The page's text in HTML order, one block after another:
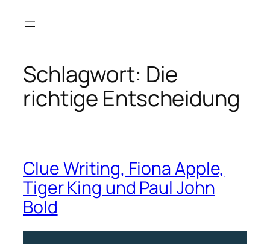
Inhalt
Schlagwort: Die
richtige Entscheidung
Clue Writing, Fiona Apple,
Tiger King und Paul John
Bold